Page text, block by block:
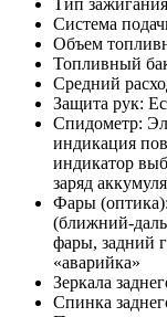
Тип
Система
Объем
Топливный
Средний
Защита рук:
Спидометр:
индикация
индикатор
заряд
Фары
(ближний-
фары, задний
«аварийка»
Зеркала
Спинка